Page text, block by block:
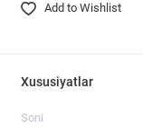
Add to Wishlist
Xususiyatlar
Soni